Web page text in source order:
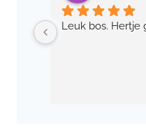
Leuk bos. Hertje